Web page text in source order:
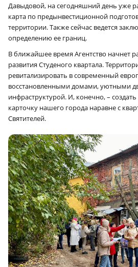
Давыдовой, на сегодняшний день уже
карта по предынвестиционной
территории. Также сейчас ведется
определению ее границ.
В ближайшее время Агентство начнет
развития Студеного квартала.
ревитализировать в современный
восстановленными домами, уютными
инфраструктурой. И, конечно, –
карточку нашего города наравне с
Святителей.